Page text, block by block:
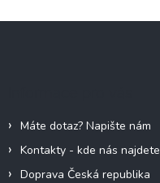
Máte dotaz? Napište nám
Kontakty - kde nás najdete
Doprava Česká republika